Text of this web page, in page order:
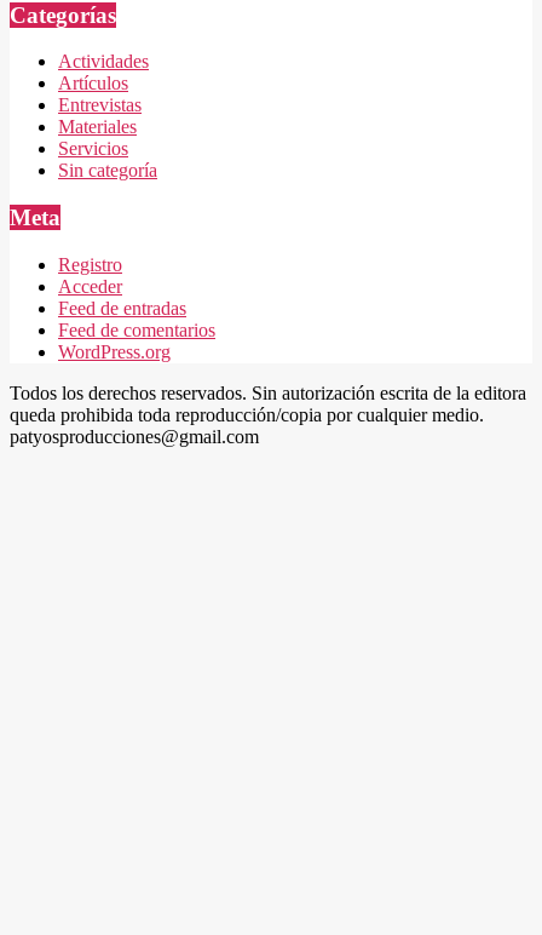
Categorías
Actividades
Artículos
Entrevistas
Materiales
Servicios
Sin categoría
Meta
Registro
Acceder
Feed de entradas
Feed de comentarios
WordPress.org
Todos los derechos reservados. Sin autorización escrita de la editora
queda prohibida toda reproducción/copia por cualquier medio.
patyosproducciones@gmail.com